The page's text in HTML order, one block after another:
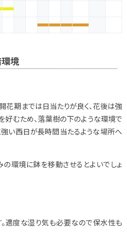
境
花期までは日当たりが良く、花後は強
好むため、落葉樹の下のような環境で
強い西日が長時間当たるような場所へ
の環境に鉢を移動させるとよいでしょ
適度な湿り気も必要なので保水性も